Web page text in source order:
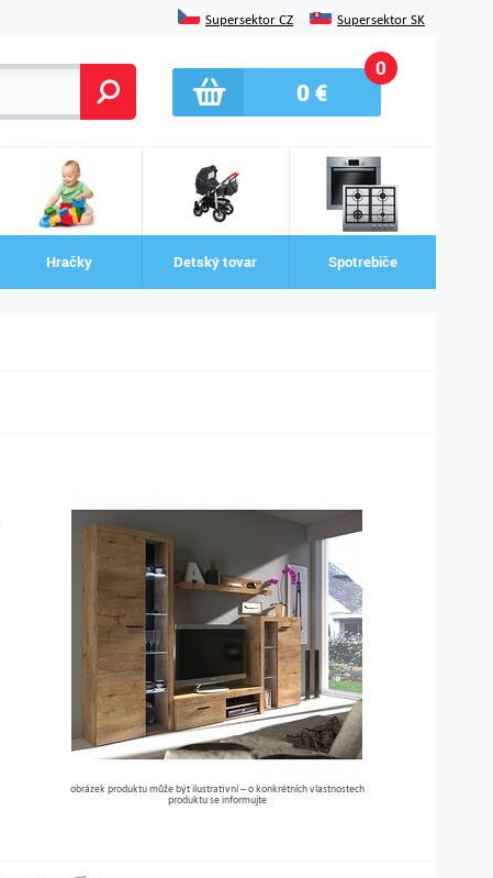
Supersektor CZ Supersektor SK
0€
0
Hračky Detský tovar Spotrebiče
obrázek produktu může být ilustrativní – o konkrétních vlastnostech
produktu se informujte